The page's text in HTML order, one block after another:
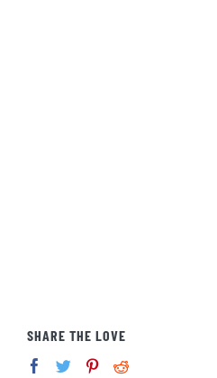
SHARE THE LOVE